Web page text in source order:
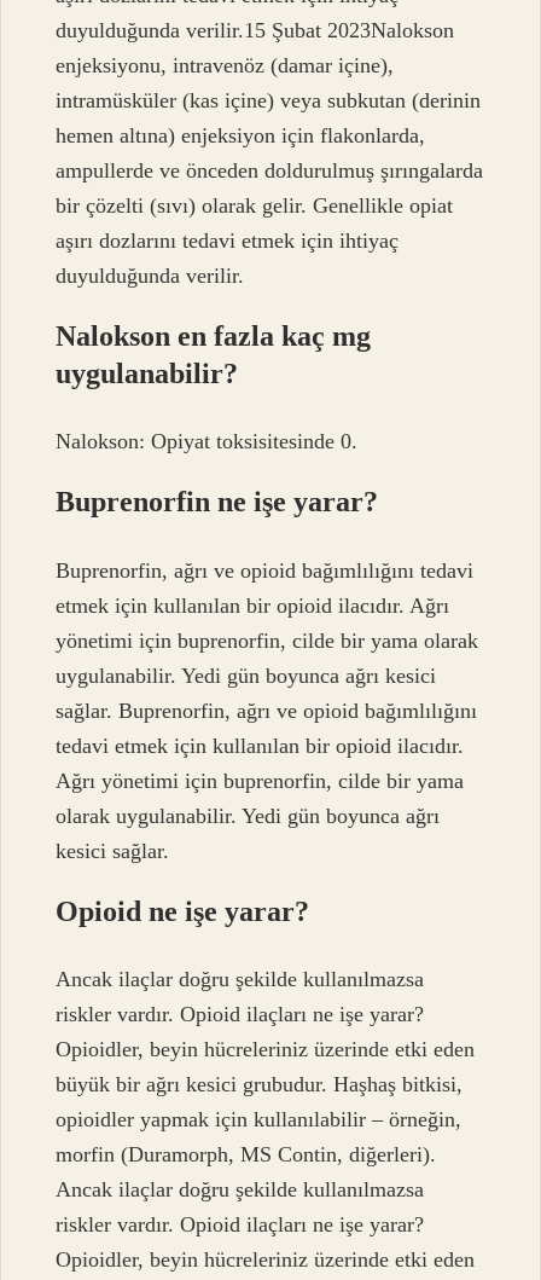
duyulduğunda verilir.15 Şubat 2023Nalokson
enjeksiyonu, intravenöz (damar içine),
intramüsküler (kas içine) veya subkutan (derinin
hemen altına) enjeksiyon için flakonlarda,
ampullerde ve önceden doldurulmuş şırıngalarda
bir çözelti (sıvı) olarak gelir. Genellikle opiat
aşırı dozlarını tedavi etmek için ihtiyaç
duyulduğunda verilir.
Nalokson en fazla kaç mg
uygulanabilir?
Nalokson: Opiyat toksisitesinde 0.
Buprenorfin ne işe yarar?
Buprenorfin, ağrı ve opioid bağımlılığını tedavi
etmek için kullanılan bir opioid ilacıdır. Ağrı
yönetimi için buprenorfin, cilde bir yama olarak
uygulanabilir. Yedi gün boyunca ağrı kesici
sağlar. Buprenorfin, ağrı ve opioid bağımlılığını
tedavi etmek için kullanılan bir opioid ilacıdır.
Ağrı yönetimi için buprenorfin, cilde bir yama
olarak uygulanabilir. Yedi gün boyunca ağrı
kesici sağlar.
Opioid ne işe yarar?
Ancak ilaçlar doğru şekilde kullanılmazsa
riskler vardır. Opioid ilaçları ne işe yarar?
Opioidler, beyin hücreleriniz üzerinde etki eden
büyük bir ağrı kesici grubudur. Haşhaş bitkisi,
opioidler yapmak için kullanılabilir – örneğin,
morfin (Duramorph, MS Contin, diğerleri).
Ancak ilaçlar doğru şekilde kullanılmazsa
riskler vardır. Opioid ilaçları ne işe yarar?
Opioidler, beyin hücreleriniz üzerinde etki eden